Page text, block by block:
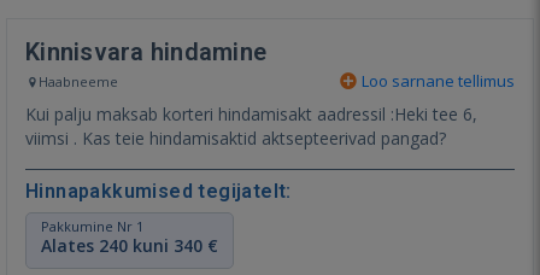
Kinnisvara hindamine
Haabneeme Loo sarnane tellimus
Kui palju maksab korteri hindamisakt aadressil :Heki tee 6,
viimsi . Kas teie hindamisaktid aktsepteerivad pangad?
Hinnapakkumised tegijatelt:
Pakkumine Nr 1
Alates 240 kuni 340 €